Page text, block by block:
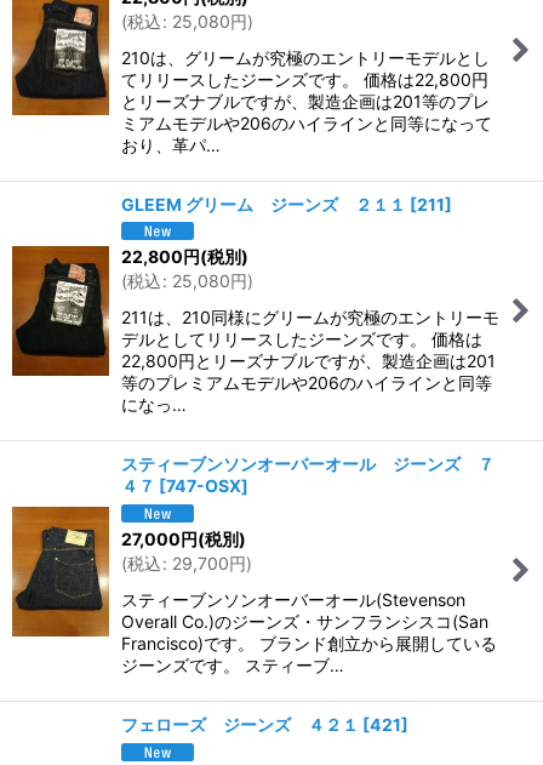
(税込: 25,080円)
210は、グリームが究極のエントリーモデルとし
てリリースしたジーンズです。 価格は22,800円
とリーズナブルですが、製造企画は201等のプレ
ミアムモデルや206のハイラインと同等になって
おり、革パ…
GLEEM グリーム ジーンズ ２１１ [211]
22,800円(税別)
(税込: 25,080円)
211は、210同様にグリームが究極のエントリーモ
デルとしてリリースしたジーンズです。 価格は
22,800円とリーズナブルですが、製造企画は201
等のプレミアムモデルや206のハイラインと同等
になっ…
スティーブンソンオーバーオール ジーンズ ７
４７ [747-OSX]
27,000円(税別)
(税込: 29,700円)
スティーブンソンオーバーオール(Stevenson
Overall Co.)のジーンズ・サンフランシスコ(San
Francisco)です。 ブランド創立から展開している
ジーンズです。 スティーブ…
フェローズ ジーンズ ４２１ [421]